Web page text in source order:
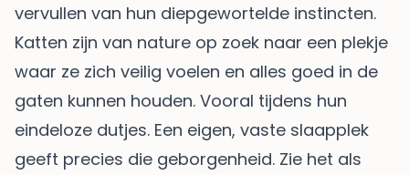
vervullen van hun diepgewortelde instincten.
Katten zijn van nature op zoek naar een plekje
waar ze zich veilig voelen en alles goed in de
gaten kunnen houden. Vooral tijdens hun
eindeloze dutjes. Een eigen, vaste slaapplek
geeft precies die geborgenheid. Zie het als